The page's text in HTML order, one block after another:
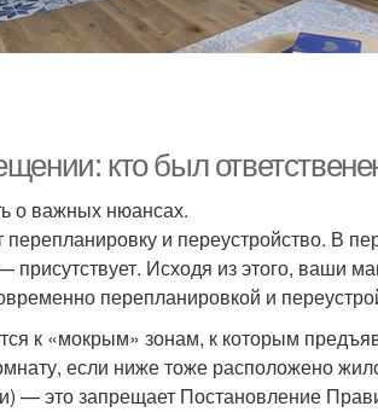
кто был
о важных нюансах.
перепланировку и переустройство. В
Исходя из этого, ваши
перепланировкой и
к «мокрым» зонам, к которым
если ниже тоже расположено
— это запрещает Постановление